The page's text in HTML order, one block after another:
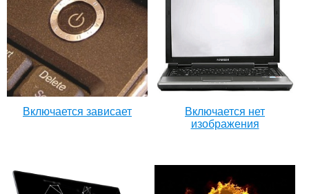
Включается зависает
Включается нет
изображения